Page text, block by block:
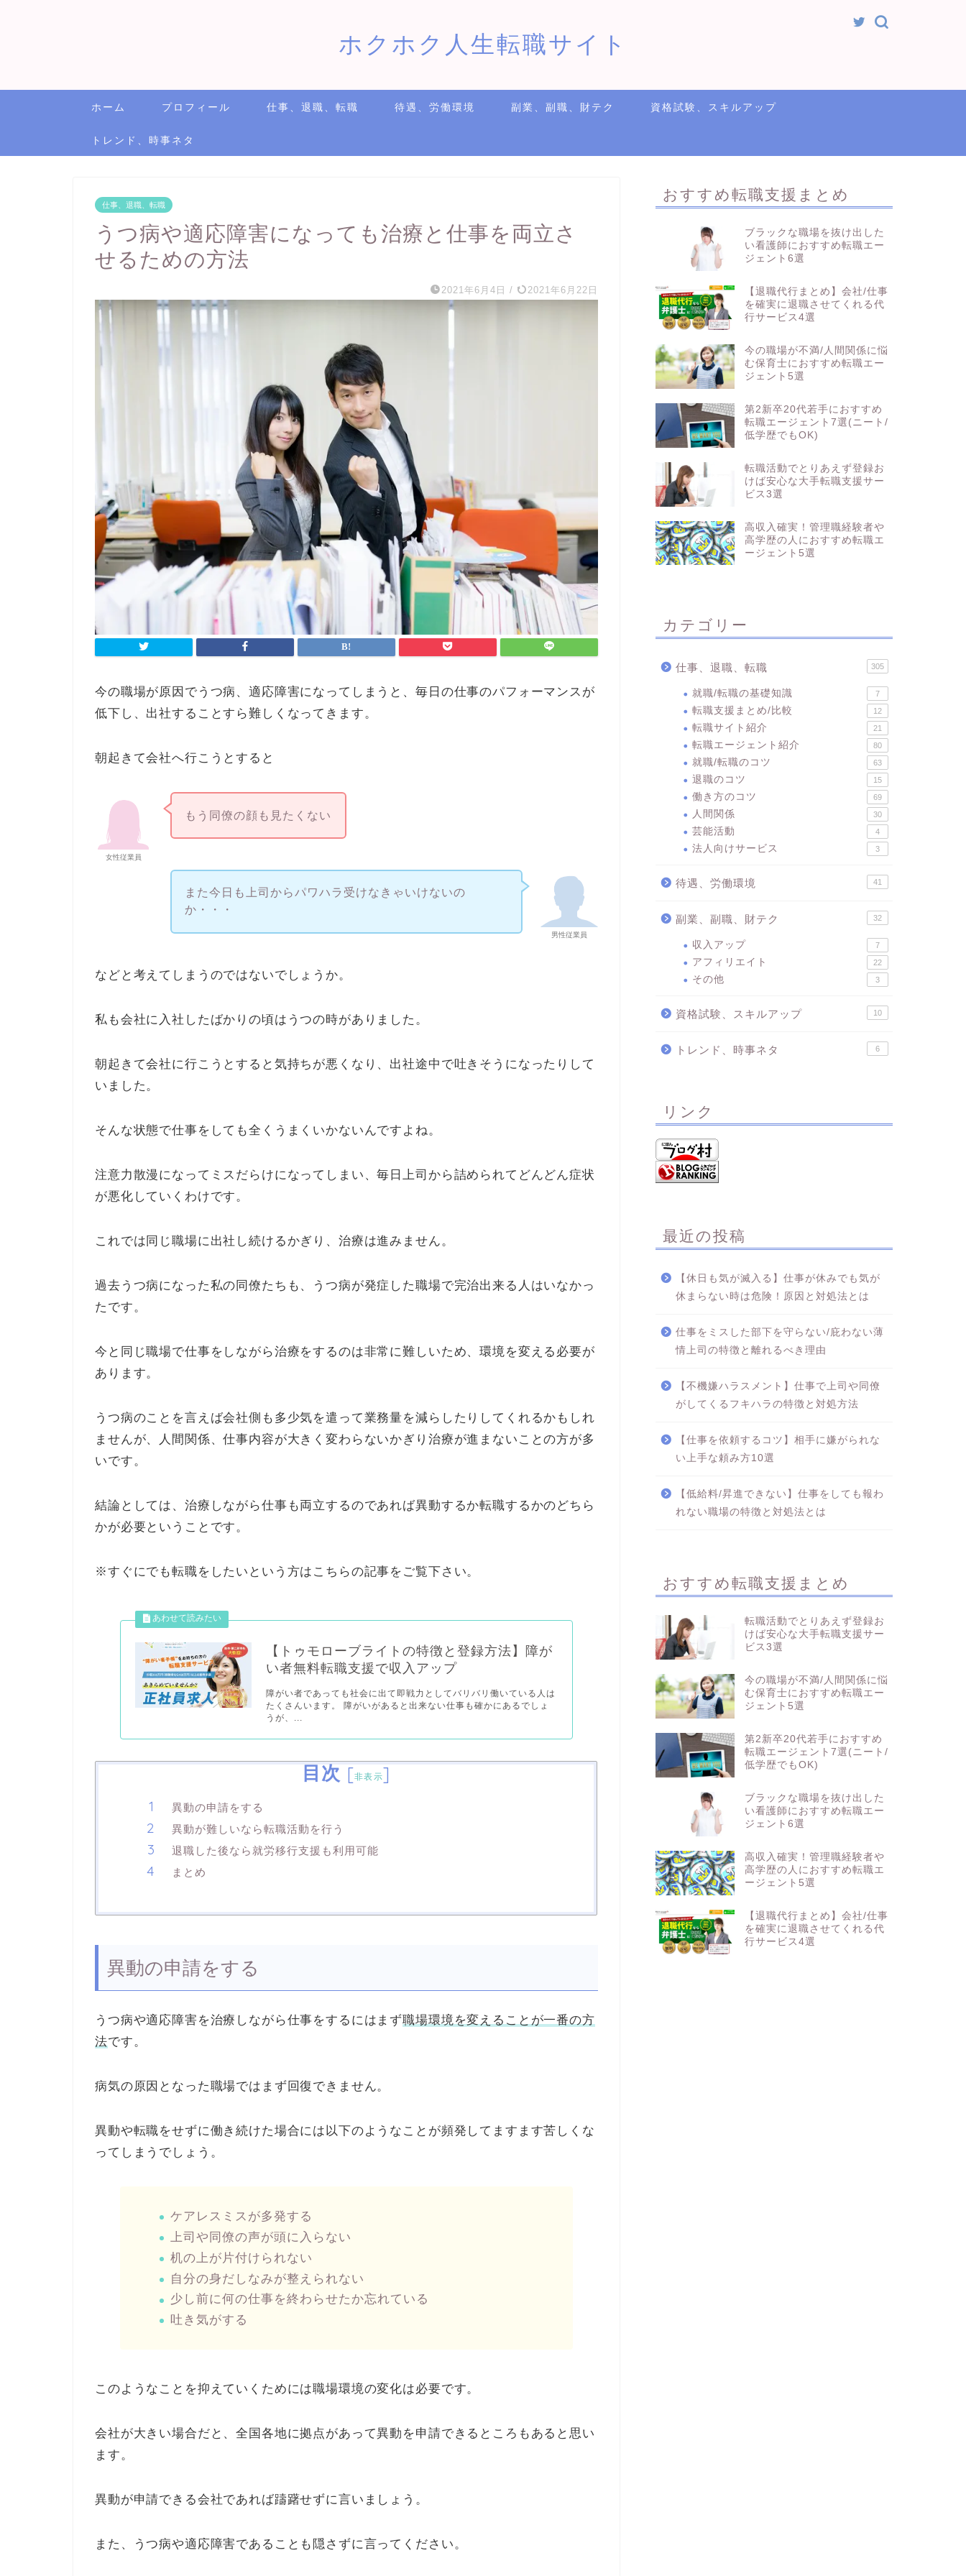
ホクホク人生転職サイト
ホーム プロフィール 仕事、退職、転職 待遇、労働環境 副業、副職、財テク 資格試験、スキルアップ
トレンド、時事ネタ
仕事、退職、転職
うつ病や適応障害になっても治療と仕事を両立さ
せるための方法
2021年6月4日 / 2021年6月22日
今の職場が原因でうつ病、適応障害になってしまうと、毎日の仕事のパフォーマンスが
低下し、出社することすら難しくなってきます。
朝起きて会社へ行こうとすると
女性従業員
もう同僚の顔も見たくない
男性従業員
また今日も上司からパワハラ受けなきゃいけないの
か・・・
などと考えてしまうのではないでしょうか。
私も会社に入社したばかりの頃はうつの時がありました。
朝起きて会社に行こうとすると気持ちが悪くなり、出社途中で吐きそうになったりして
いました。
そんな状態で仕事をしても全くうまくいかないんですよね。
注意力散漫になってミスだらけになってしまい、毎日上司から詰められてどんどん症状
が悪化していくわけです。
これでは同じ職場に出社し続けるかぎり、治療は進みません。
過去うつ病になった私の同僚たちも、うつ病が発症した職場で完治出来る人はいなかっ
たです。
今と同じ職場で仕事をしながら治療をするのは非常に難しいため、環境を変える必要が
あります。
うつ病のことを言えば会社側も多少気を遣って業務量を減らしたりしてくれるかもしれ
ませんが、人間関係、仕事内容が大きく変わらないかぎり治療が進まないことの方が多
いです。
結論としては、治療しながら仕事も両立するのであれば異動するか転職するかのどちら
かが必要ということです。
※すぐにでも転職をしたいという方はこちらの記事をご覧下さい。
【トゥモローブライトの特徴と登録方法】障が
い者無料転職支援で収入アップ
障がい者であっても社会に出て即戦力としてバリバリ働いている人は
たくさんいます。 障がいがあると出来ない仕事も確かにあるでしょ
うが、...
目次 [非表示]
異動の申請をする
異動が難しいなら転職活動を行う
退職した後なら就労移行支援も利用可能
まとめ
異動の申請をする
うつ病や適応障害を治療しながら仕事をするにはまず職場環境を変えることが一番の方
法です。
病気の原因となった職場ではまず回復できません。
異動や転職をせずに働き続けた場合には以下のようなことが頻発してますます苦しくな
ってしまうでしょう。
ケアレスミスが多発する
上司や同僚の声が頭に入らない
机の上が片付けられない
自分の身だしなみが整えられない
少し前に何の仕事を終わらせたか忘れている
吐き気がする
このようなことを抑えていくためには職場環境の変化は必要です。
会社が大きい場合だと、全国各地に拠点があって異動を申請できるところもあると思い
ます。
異動が申請できる会社であれば躊躇せずに言いましょう。
また、うつ病や適応障害であることも隠さずに言ってください。
おすすめ転職支援まとめ
ブラックな職場を抜け出した
い看護師におすすめ転職エー
ジェント6選
【退職代行まとめ】会社/仕事
を確実に退職させてくれる代
行サービス4選
今の職場が不満/人間関係に悩
む保育士におすすめ転職エー
ジェント5選
第2新卒20代若手におすすめ
転職エージェント7選(ニート/
低学歴でもOK)
転職活動でとりあえず登録お
けば安心な大手転職支援サー
ビス3選
高収入確実！管理職経験者や
高学歴の人におすすめ転職エ
ージェント5選
カテゴリー
仕事、退職、転職 305
就職/転職の基礎知識 7
転職支援まとめ/比較 12
転職サイト紹介 21
転職エージェント紹介 80
就職/転職のコツ 63
退職のコツ 15
働き方のコツ 69
人間関係 30
芸能活動 4
法人向けサービス 3
待遇、労働環境 41
副業、副職、財テク 32
収入アップ 7
アフィリエイト 22
その他 3
資格試験、スキルアップ 10
トレンド、時事ネタ 6
リンク
最近の投稿
【休日も気が滅入る】仕事が休みでも気が
休まらない時は危険！原因と対処法とは
仕事をミスした部下を守らない/庇わない薄
情上司の特徴と離れるべき理由
【不機嫌ハラスメント】仕事で上司や同僚
がしてくるフキハラの特徴と対処方法
【仕事を依頼するコツ】相手に嫌がられな
い上手な頼み方10選
【低給料/昇進できない】仕事をしても報わ
れない職場の特徴と対処法とは
おすすめ転職支援まとめ
転職活動でとりあえず登録お
けば安心な大手転職支援サー
ビス3選
今の職場が不満/人間関係に悩
む保育士におすすめ転職エー
ジェント5選
第2新卒20代若手におすすめ
転職エージェント7選(ニート/
低学歴でもOK)
ブラックな職場を抜け出した
い看護師におすすめ転職エー
ジェント6選
高収入確実！管理職経験者や
高学歴の人におすすめ転職エ
ージェント5選
【退職代行まとめ】会社/仕事
を確実に退職させてくれる代
行サービス4選